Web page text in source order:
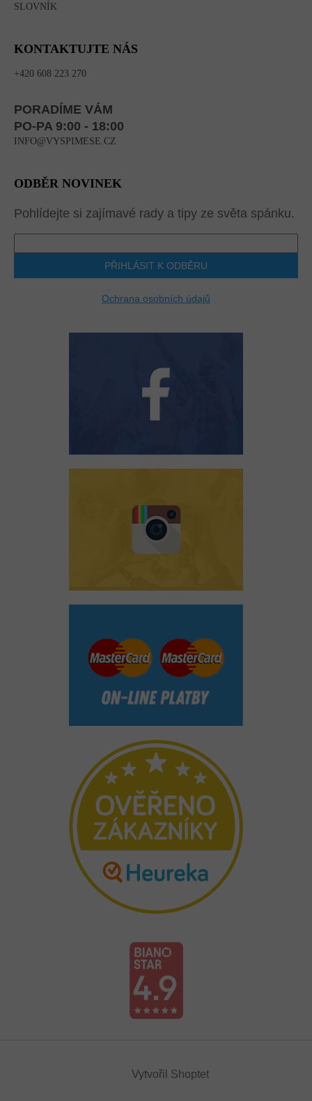
SLOVNÍK
KONTAKTUJTE NÁS
+420 608 223 270
PORADÍME VÁM
PO-PA 9:00 - 18:00
INFO@VYSPIMESE.CZ
ODBĚR NOVINEK
Pohlídejte si zajímavé rady a tipy ze světa spánku.
PŘIHLÁSIT K ODBĚRU
Ochrana osobních údajů
Vytvořil Shoptet